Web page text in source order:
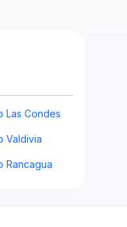
Las Condes
Valdivia
Rancagua